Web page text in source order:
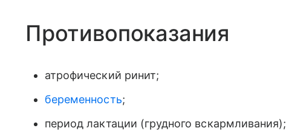
Противопоказания
атрофический ринит;
беременность;
период лактации (грудного вскармливания);